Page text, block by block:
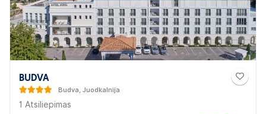
BUDVA
Budva, Juodkalnija
1 Atsiliepimas